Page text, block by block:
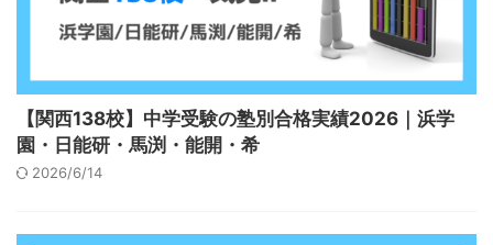
【関西138校】中学受験の塾別合格実績2026｜浜学
園・日能研・馬渕・能開・希
2026/6/14